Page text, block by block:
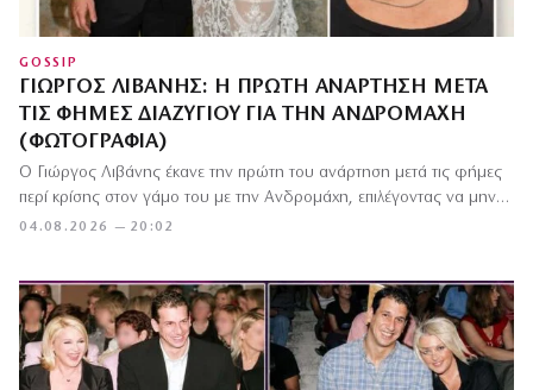
GOSSIP
ΓΙΏΡΓΟΣ ΛΙΒΆΝΗΣ: Η ΠΡΏΤΗ ΑΝΆΡΤΗΣΗ ΜΕΤΆ
ΤΙΣ ΦΉΜΕΣ ΔΙΑΖΥΓΊΟΥ ΓΙΑ ΤΗΝ ΑΝΔΡΟΜΆΧΗ
(ΦΩΤΟΓΡΑΦΊΑ)
04.08.2026 — 20:02
Ο Γιώργος Λιβάνης έκανε την πρώτη του ανάρτηση μετά τις φήμες
περί κρίσης στον γάμο του με την Ανδρομάχη, επιλέγοντας να μην…